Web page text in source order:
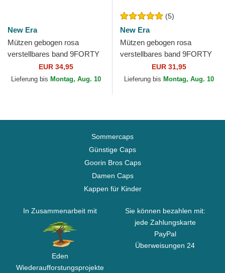
New Era
Mützen gebogen rosa
verstellbares band 9FORTY
Beaded der New York
Yankees MLB von New Era
EUR 34,95
Lieferung bis Montag, Aug. 10
(5)
New Era
Mützen gebogen rosa
verstellbares band 9FORTY
Borg der New York Yankees
MLB von New Era
EUR 31,95
Lieferung bis Montag, Aug. 10
Sommercaps
Günstige Caps
Goorin Bros Caps
Damen Caps
Kappen für Kinder
In Zusammenarbeit mit
Eden
Wiederaufforstungsprojekte
Sie können bezahlen mit:
jede Zahlungskarte
PayPal
Überweisungen 24